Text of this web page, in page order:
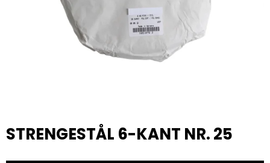
STRENGESTÅL 6-KANT NR. 25